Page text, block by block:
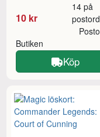
10 kr
14 på
Butiken
Köp